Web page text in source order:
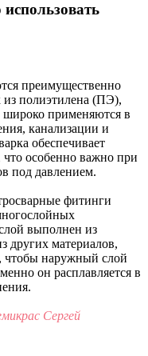
преимущественно
из полиэтилена (ПЭ),
применяются в
канализации и
обеспечивает
особенно важно при
под давлением.
фитинги
выполнен из
других материалов,
наружный слой
он расплавляется в
Сергей